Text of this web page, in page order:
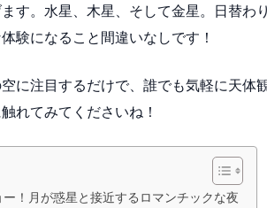
す。水星、木星、そして金星。日替わ
験になること間違いなしです！
に注目するだけで、誰でも気軽に天体
れてみてくださいね！
！月が惑星と接近するロマンチックな夜